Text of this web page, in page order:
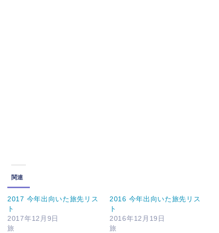
関連
2017 今年出向いた旅先リス
ト
2017年12月9日
旅
2016 今年出向いた旅先リス
ト
2016年12月19日
旅